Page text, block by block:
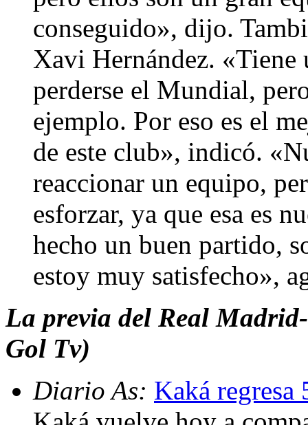
conseguido», dijo.
Xavi Hernández. «Tiene
perderse el Mundial,
ejemplo. Por eso es el
de este club», indicó.
reaccionar un equipo,
esforzar, ya que esa es
hecho un buen partido,
estoy muy satisfecho»,
La previa del Real
Gol Tv)
Diario As: Kaká regresa